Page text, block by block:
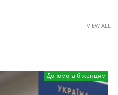
VIEW ALL
Допомога біженцям